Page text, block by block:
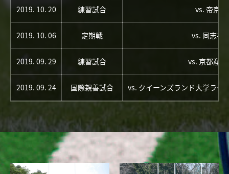
2019. 10. 20 練習試合 vs. 帝京
2019. 10. 06 定期戦 vs. 同志社
2019. 09. 29 練習試合 vs. 京都産
2019. 09. 24 国際親善試合 vs. クイーンズランド大学ラグ